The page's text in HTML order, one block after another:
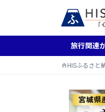
旅行関連
HISふるさと